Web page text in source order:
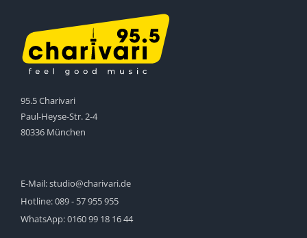
95.5 Charivari
Paul-Heyse-Str. 2-4
80336 München
E-Mail:studio@charivari.de
Hotline:089 - 57 955 955
WhatsApp:0160 99 18 16 44